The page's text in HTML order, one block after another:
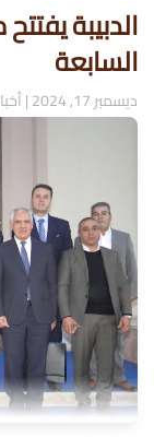
الدبيبة
السابعة
ديسمبر 17, 2024 |